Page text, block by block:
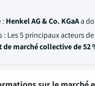
: Henkel AG & Co. KGaAa
: Les 5 principaux acteurs
marché collective de 52